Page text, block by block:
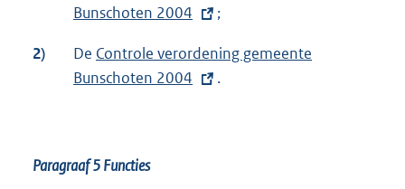
x
e
r
l
Bunschoten 2004
;
2) De E
x
n
Controle verordening gemeente
Bunschoten 2004
.
Paragraaf 5 Functies